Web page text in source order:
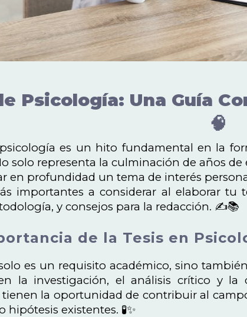
Psicología: Una Guía
🧠
es un hito fundamental en la
solo representa la culminación de años
en profundidad un tema de interés
importantes a considerar al elaborar tu
y consejos para la redacción. ✍️📚
de la Tesis en
es un requisito académico, sino
la investigación, el análisis crítico y la
la oportunidad de contribuir al
existentes. 🧪✨